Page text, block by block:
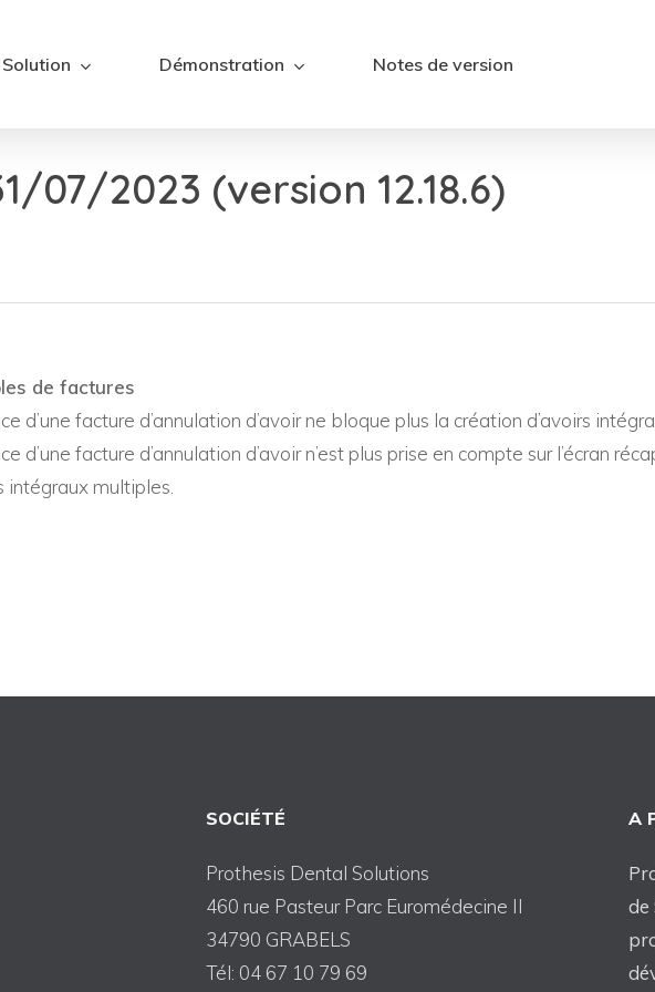
Solution Démonstration Notes de version
07/2023 (version 12.18.6)
de factures
d’une facture d’annulation d’avoir ne bloque plus la création d’avoirs
d’une facture d’annulation d’avoir n’est plus prise en compte sur l’écran
intégraux multiples.
SOCIÉTÉ
Prothesis Dental Solutions
460 rue Pasteur Parc Euromédecine II
34790 GRABELS
Tél: 04 67 10 79 69
A
de